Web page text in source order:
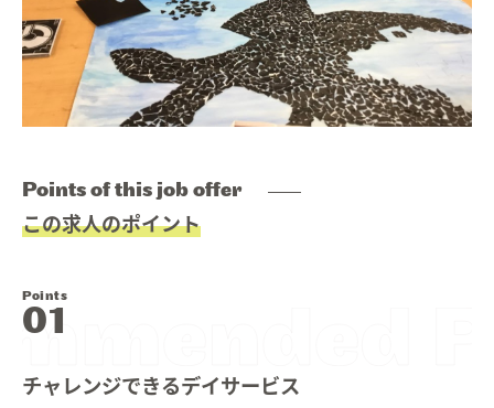
04. Education 研修・育成・研究
05. Welfare 福利厚生
09. Contact お問い合わせ
Points of this job offer
この求人のポイント
Points
チャレンジできるデイサービス